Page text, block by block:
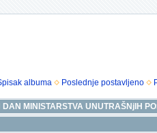
albuma Poslednje postavljeno
DAN MINISTARSTVA UNUTRAŠNjIH